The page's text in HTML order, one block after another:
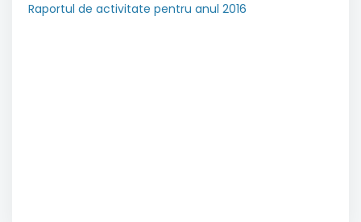
Raportul de activitate pentru anul 2016